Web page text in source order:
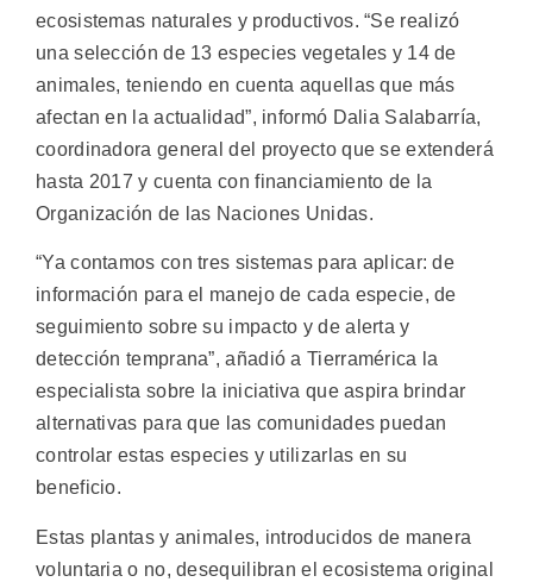
ecosistemas naturales y productivos.“Se realizó
una selección de 13 especies vegetales y 14 de
animales, teniendo en cuenta aquellas que más
afectan en la actualidad”, informó Dalia Salabarría,
coordinadora general del proyecto que se extenderá
hasta 2017 y cuenta con financiamiento de la
Organización de las Naciones Unidas.
“Ya contamos con tres sistemas para aplicar: de
información para el manejo de cada especie, de
seguimiento sobre su impacto y de alerta y
detección temprana”, añadió a Tierramérica la
especialista sobre la iniciativa que aspira brindar
alternativas para que las comunidades puedan
controlar estas especies y utilizarlas en su
beneficio.
Estas plantas y animales, introducidos de manera
voluntaria o no, desequilibran el ecosistema original